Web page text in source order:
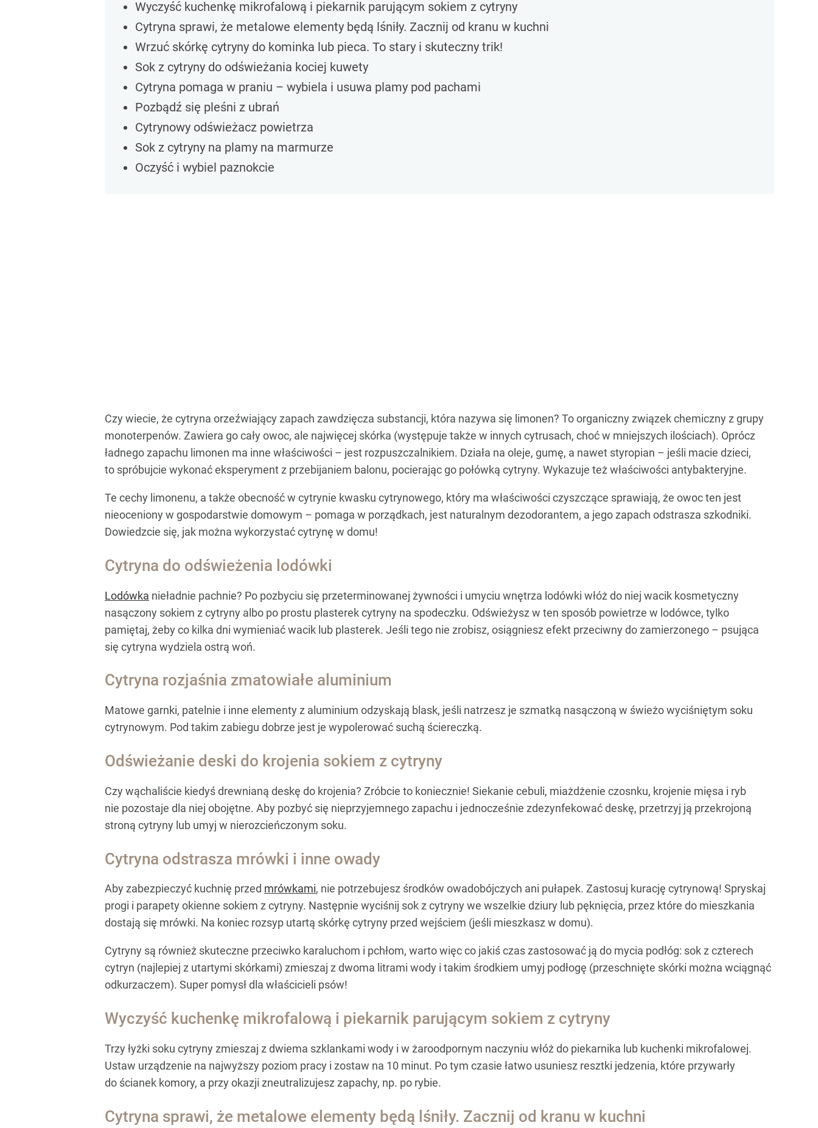
Wyczyść kuchenkę mikrofalową i piekarnik parującym sokiem z cytryny
Cytryna sprawi, że metalowe elementy będą lśniły. Zacznij od kranu w kuchni
Wrzuć skórkę cytryny do kominka lub pieca. To stary i skuteczny trik!
Sok z cytryny do odświeżania kociej kuwety
Cytryna pomaga w praniu – wybiela i usuwa plamy pod pachami
Pozbądź się pleśni z ubrań
Cytrynowy odświeżacz powietrza
Sok z cytryny na plamy na marmurze
Oczyść i wybiel paznokcie
Czy wiecie, że cytryna orzeźwiający zapach zawdzięcza substancji, która nazywa się limonen? To organiczny związek chemiczny z grupy
monoterpenów. Zawiera go cały owoc, ale najwięcej skórka (występuje także w innych cytrusach, choć w mniejszych ilościach). Oprócz
ładnego zapachu limonen ma inne właściwości – jest rozpuszczalnikiem. Działa na oleje, gumę, a nawet styropian – jeśli macie dzieci,
to spróbujcie wykonać eksperyment z przebijaniem balonu, pocierając go połówką cytryny. Wykazuje też właściwości antybakteryjne.
Te cechy limonenu, a także obecność w cytrynie kwasku cytrynowego, który ma właściwości czyszczące sprawiają, że owoc ten jest
nieoceniony w gospodarstwie domowym – pomaga w porządkach, jest naturalnym dezodorantem, a jego zapach odstrasza szkodniki.
Dowiedzcie się, jak można wykorzystać cytrynę w domu!
Cytryna do odświeżenia lodówki
Lodówka nieładnie pachnie? Po pozbyciu się przeterminowanej żywności i umyciu wnętrza lodówki włóż do niej wacik kosmetyczny
nasączony sokiem z cytryny albo po prostu plasterek cytryny na spodeczku. Odświeżysz w ten sposób powietrze w lodówce, tylko
pamiętaj, żeby co kilka dni wymieniać wacik lub plasterek. Jeśli tego nie zrobisz, osiągniesz efekt przeciwny do zamierzonego – psująca
się cytryna wydziela ostrą woń.
Cytryna rozjaśnia zmatowiałe aluminium
Matowe garnki, patelnie i inne elementy z aluminium odzyskają blask, jeśli natrzesz je szmatką nasączoną w świeżo wyciśniętym soku
cytrynowym. Pod takim zabiegu dobrze jest je wypolerować suchą ściereczką.
Odświeżanie deski do krojenia sokiem z cytryny
Czy wąchaliście kiedyś drewnianą deskę do krojenia? Zróbcie to koniecznie! Siekanie cebuli, miażdżenie czosnku, krojenie mięsa i ryb
nie pozostaje dla niej obojętne. Aby pozbyć się nieprzyjemnego zapachu i jednocześnie zdezynfekować deskę, przetrzyj ją przekrojoną
stroną cytryny lub umyj w nierozcieńczonym soku.
Cytryna odstrasza mrówki i inne owady
Aby zabezpieczyć kuchnię przed mrówkami, nie potrzebujesz środków owadobójczych ani pułapek. Zastosuj kurację cytrynową! Spryskaj
progi i parapety okienne sokiem z cytryny. Następnie wyciśnij sok z cytryny we wszelkie dziury lub pęknięcia, przez które do mieszkania
dostają się mrówki. Na koniec rozsyp utartą skórkę cytryny przed wejściem (jeśli mieszkasz w domu).
Cytryny są również skuteczne przeciwko karaluchom i pchłom, warto więc co jakiś czas zastosować ją do mycia podłóg: sok z czterech
cytryn (najlepiej z utartymi skórkami) zmieszaj z dwoma litrami wody i takim środkiem umyj podłogę (przeschnięte skórki można wciągnąć
odkurzaczem). Super pomysł dla właścicieli psów!
Wyczyść kuchenkę mikrofalową i piekarnik parującym sokiem z cytryny
Trzy łyżki soku cytryny zmieszaj z dwiema szklankami wody i w żaroodpornym naczyniu włóż do piekarnika lub kuchenki mikrofalowej.
Ustaw urządzenie na najwyższy poziom pracy i zostaw na 10 minut. Po tym czasie łatwo usuniesz resztki jedzenia, które przywarły
do ścianek komory, a przy okazji zneutralizujesz zapachy, np. po rybie.
Cytryna sprawi, że metalowe elementy będą lśniły. Zacznij od kranu w kuchni